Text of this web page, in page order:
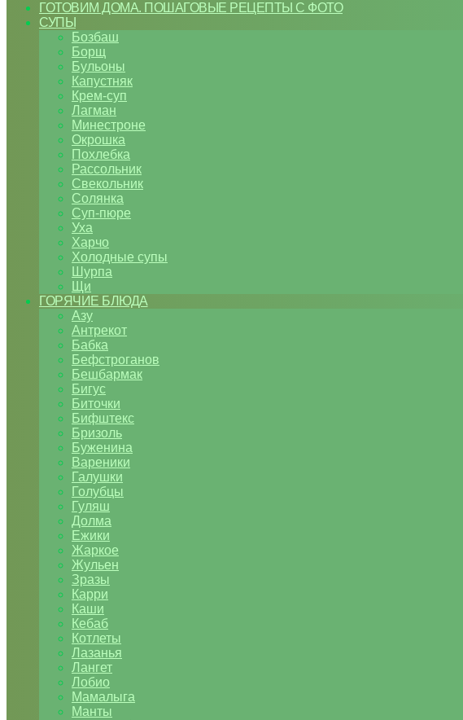
ГОТОВИМ ДОМА. ПОШАГОВЫЕ РЕЦЕПТЫ С ФОТО
СУПЫ
Бозбаш
Борщ
Бульоны
Капустняк
Крем-суп
Лагман
Минестроне
Окрошка
Похлебка
Рассольник
Свекольник
Солянка
Суп-пюре
Уха
Харчо
Холодные супы
Шурпа
Щи
ГОРЯЧИЕ БЛЮДА
Азу
Антрекот
Бабка
Бефстроганов
Бешбармак
Бигус
Биточки
Бифштекс
Бризоль
Буженина
Вареники
Галушки
Голубцы
Гуляш
Долма
Ежики
Жаркое
Жульен
Зразы
Карри
Каши
Кебаб
Котлеты
Лазанья
Лангет
Лобио
Мамалыга
Манты